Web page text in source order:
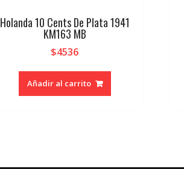
Holanda 10 Cents De Plata 1941
KM163 MB
$4536
Añadir al carrito